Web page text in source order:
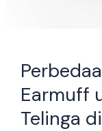
Earmuff
Telinga